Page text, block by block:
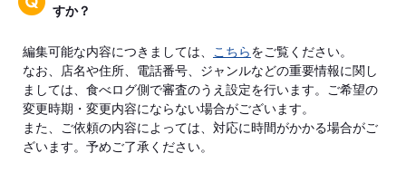
すか？
編集可能な内容につきましては、 こちらをご覧ください。
なお、店名や住所、電話番号、ジャンルなどの重要情報に関し
ましては、食べログ側で審査のうえ設定を行います。ご希望の
変更時期・変更内容にならない場合がございます。
また、ご依頼の内容によっては、対応に時間がかかる場合がご
ざいます。予めご了承ください。